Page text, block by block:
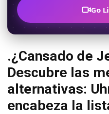
Go
.¿Cansado de
Descubre las
alternativas:
encabeza la